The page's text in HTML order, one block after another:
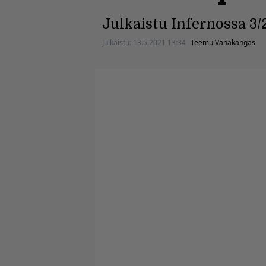
Julkaistu Infernossa 3/
Julkaistu: 13.5.2021 13:34 Teemu Vähäkangas